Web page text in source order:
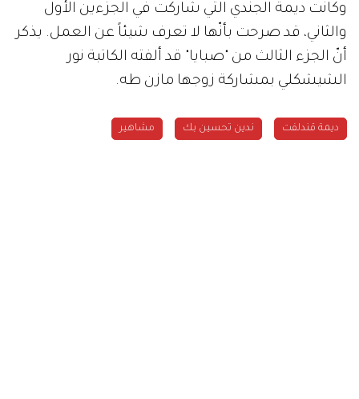
وكانت ديمة الجندي التي شاركت في الجزءين الأول
والثاني، قد صرحت بأنّها لا تعرف شيئاً عن العمل. يذكر
أنّ الجزء الثالث من "صبايا" قد ألفته الكاتبة نور
الشيشكلي بمشاركة زوجها مازن طه.
ديمة قندلفت ندين تحسين بك مشاهير